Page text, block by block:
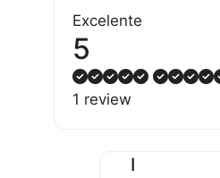
Excelente
5
1 review
I